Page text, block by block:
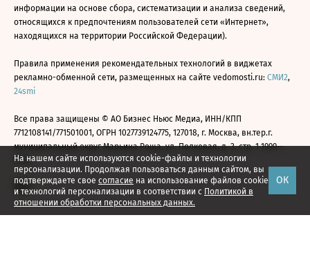
На нашем сайте используются cookie-файлы и технологии
персонализации. Продолжая пользоваться данным сайтом, вы
подтверждаете свое согласие на использование файлов cookie
и технологий персонализации в соответствии с Политикой в
отношении обработки персональных данных.
ОК
информации на основе сбора, систематизации и анализа сведений,
относящихся к предпочтениям пользователей сети «Интернет»,
находящихся на территории Российской Федерации).
Правила применения рекомендательных технологий в виджетах
рекламно-обменной сети, размещенных на сайте vedomosti.ru: СМИ2,
24smi
Все права защищены © АО Бизнес Ньюс Медиа, ИНН/КПП
7712108141/771501001, ОГРН 1027739124775, 127018, г. Москва, вн.тер.г.
муниципальный округ Марьина Роща, ул. Полковая, д. 3, стр. 1 1999—
2026